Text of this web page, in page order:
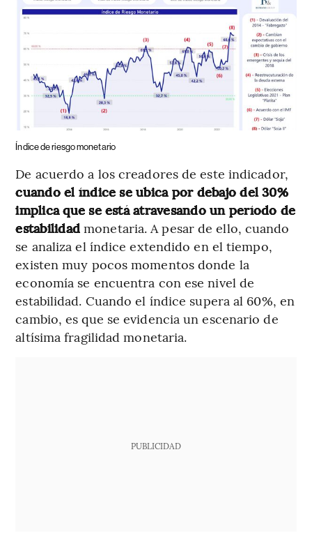
Índice de riesgo monetario
De acuerdo a los creadores de este indicador,
cuando el índice se ubica por debajo del 30%
implica que se está atravesando un período de
estabilidad monetaria. A pesar de ello, cuando
se analiza el índice extendido en el tiempo,
existen muy pocos momentos donde la
economía se encuentra con ese nivel de
estabilidad. Cuando el índice supera al 60%, en
cambio, es que se evidencia un escenario de
altísima fragilidad monetaria.
PUBLICIDAD